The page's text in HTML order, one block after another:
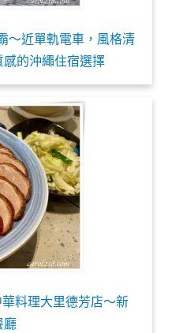
近單軌電車，風格清
的沖繩住宿選擇
料理大里德芳店～新
廳